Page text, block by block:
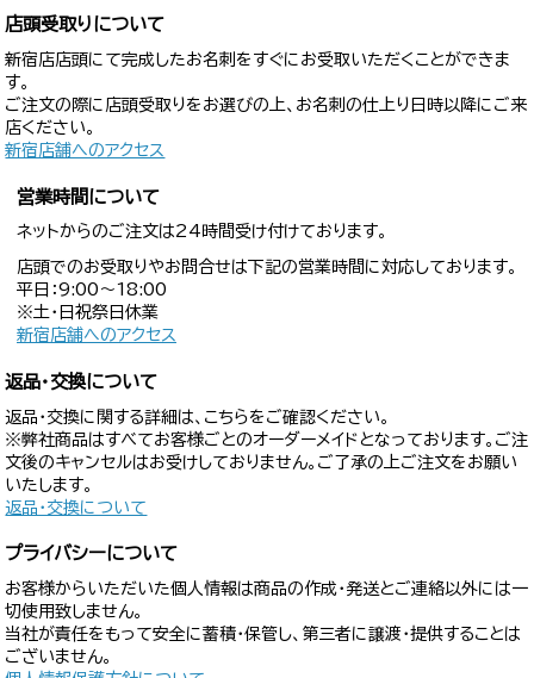
店頭受取りについて
新宿店店頭にて完成したお名刺をすぐにお受取いただくことができま
す。
ご注文の際に店頭受取りをお選びの上、お名刺の仕上り日時以降にご来
店ください。
新宿店舗へのアクセス
営業時間について
ネットからのご注文は24時間受け付けております。
店頭でのお受取りやお問合せは下記の営業時間に対応しております。
平日：9:00〜18:00
※土・日祝祭日休業
新宿店舗へのアクセス
返品・交換について
返品・交換に関する詳細は、こちらをご確認ください。
※弊社商品はすべてお客様ごとのオーダーメイドとなっております。ご注
文後のキャンセルはお受けしておりません。ご了承の上ご注文をお願い
いたします。
返品・交換について
プライバシーについて
お客様からいただいた個人情報は商品の作成・発送とご連絡以外には一
切使用致しません。
当社が責任をもって安全に蓄積・保管し、第三者に譲渡・提供することは
ございません。